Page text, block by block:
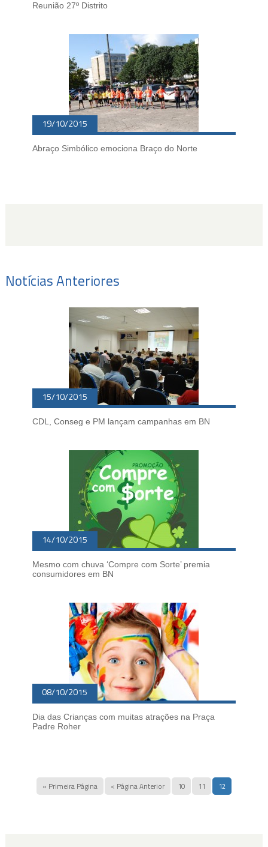
Reunião 27º Distrito
19/10/2015
Abraço Simbólico emociona Braço do Norte
Notícias Anteriores
15/10/2015
CDL, Conseg e PM lançam campanhas em BN
14/10/2015
Mesmo com chuva ‘Compre com Sorte’ premia
consumidores em BN
08/10/2015
Dia das Crianças com muitas atrações na Praça
Padre Roher
« Primeira Página
< Página Anterior 10 11 12